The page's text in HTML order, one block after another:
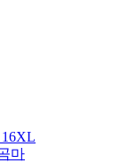
마